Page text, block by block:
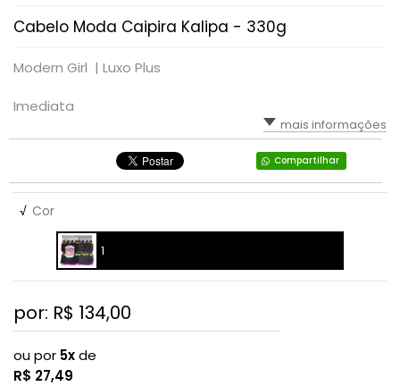
Cabelo Moda Caipira Kalipa - 330g
Modern Girl | Luxo Plus
Imediata
mais informações
Compartilhar
√ Cor
1
por: R$ 134,00
ou por 5xde
R$ 27,49